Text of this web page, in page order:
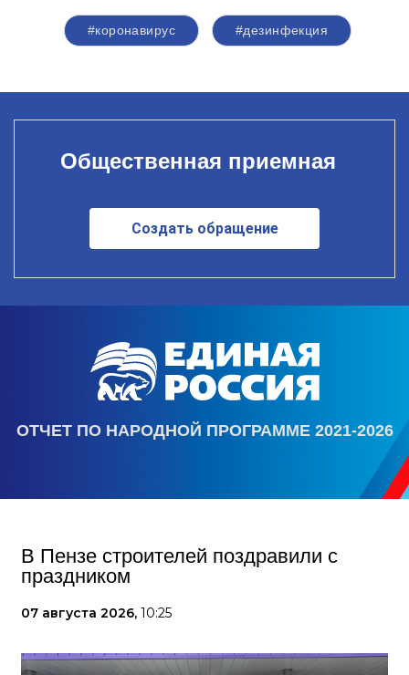
#коронавирус #дезинфекция
Общественная приемная
Создать обращение
ОТЧЕТ ПО НАРОДНОЙ ПРОГРАММЕ 2021-2026
В Пензе строителей поздравили с
праздником
07 августа 2026, 10:25